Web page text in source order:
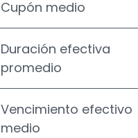
Cupón medio
Duración efectiva
promedio
Vencimiento efectivo
medio